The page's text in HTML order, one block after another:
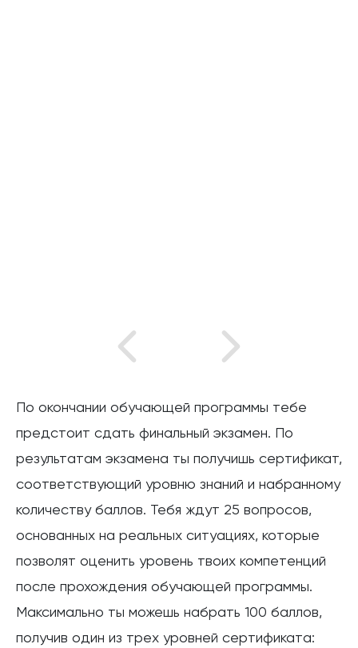
По окончании обучающей программы тебе
предстоит сдать финальный экзамен. По
результатам экзамена ты получишь сертификат,
соответствующий уровню знаний и набранному
количеству баллов. Тебя ждут 25 вопросов,
основанных на реальных ситуациях, которые
позволят оценить уровень твоих компетенций
после прохождения обучающей программы.
Максимально ты можешь набрать 100 баллов,
получив один из трех уровней сертификата: